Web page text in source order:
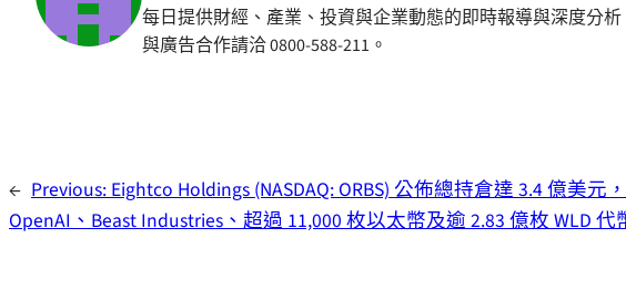
每日提供財經、產業、投資與企業動態的即時報導與深度分
與廣告合作請洽 0800-588-211。
← Previous: Eightco Holdings (NASDAQ: ORBS) 公佈總持倉達 3.4 億美元
OpenAI、Beast Industries、超過 11,000 枚以太幣及逾 2.83 億枚 WLD 代